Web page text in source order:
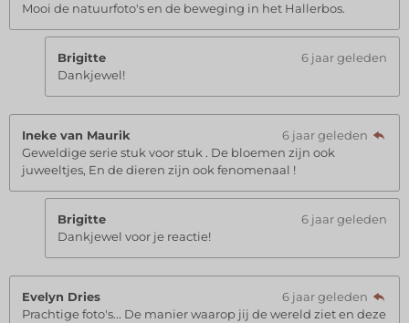
Mooi de natuurfoto's en de beweging in het Hallerbos.
Brigitte
6 jaar geleden
Dankjewel!
Ineke van Maurik
6 jaar geleden
Geweldige serie stuk voor stuk . De bloemen zijn ook
juweeltjes, En de dieren zijn ook fenomenaal !
Brigitte
6 jaar geleden
Dankjewel voor je reactie!
Evelyn Dries
6 jaar geleden
Prachtige foto's... De manier waarop jij de wereld ziet en deze